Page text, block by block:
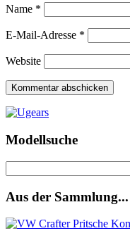
Name *
E-Mail-Adresse *
Website
Modellsuche
nach:
Aus der Sammlung...